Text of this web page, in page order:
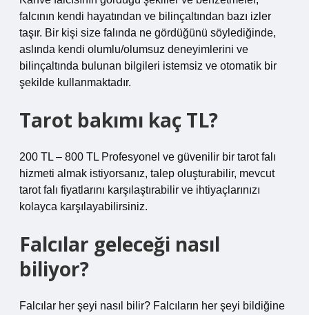
falcının kendi hayatından ve bilinçaltından bazı izler
taşır. Bir kişi size falında ne gördüğünü söylediğinde,
aslında kendi olumlu/olumsuz deneyimlerini ve
bilinçaltında bulunan bilgileri istemsiz ve otomatik bir
şekilde kullanmaktadır.
Tarot bakımı kaç TL?
200 TL – 800 TL Profesyonel ve güvenilir bir tarot falı
hizmeti almak istiyorsanız, talep oluşturabilir, mevcut
tarot falı fiyatlarını karşılaştırabilir ve ihtiyaçlarınızı
kolayca karşılayabilirsiniz.
Falcılar geleceği nasıl
biliyor?
Falcılar her şeyi nasıl bilir? Falcıların her şeyi bildiğine